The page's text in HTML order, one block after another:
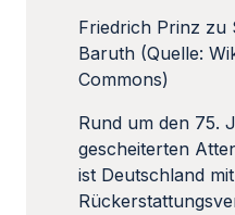
Friedrich Prinz zu
Baruth (Quelle:
Commons)
Rund um den 75.
gescheiterten
ist Deutschland